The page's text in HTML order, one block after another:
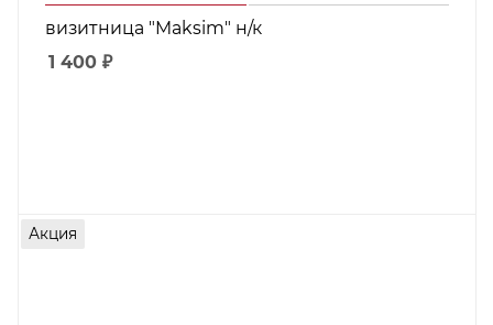
визитница "Maksim" н/к
1 400 ₽
Акция